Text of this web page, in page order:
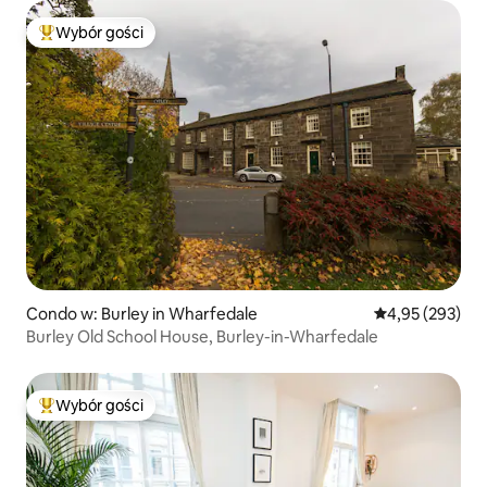
Najpopularniejsze z kategorii Wybór gości
Wybór gości
Condo w: Burley in Wharfedale Średnia
4,95 (293)
Burley Old School House, Burley-in-Wharfedale
Najpopularniejsze z kategorii Wybór gości
Wybór gości